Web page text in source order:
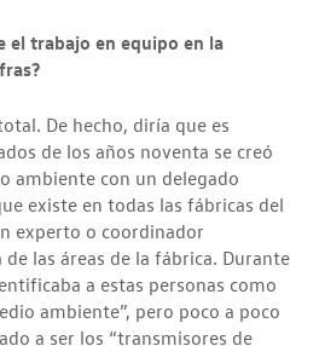
el trabajo en equipo en la
De hecho, diría que es
de los años noventa se creó
ambiente con un delegado
existe en todas las fábricas del
experto o coordinador
las áreas de la fábrica. Durante
a estas personas como
ambiente”, pero poco a poco
a ser los “transmisores de